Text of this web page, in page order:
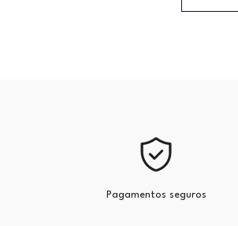
Pagamentos seguros